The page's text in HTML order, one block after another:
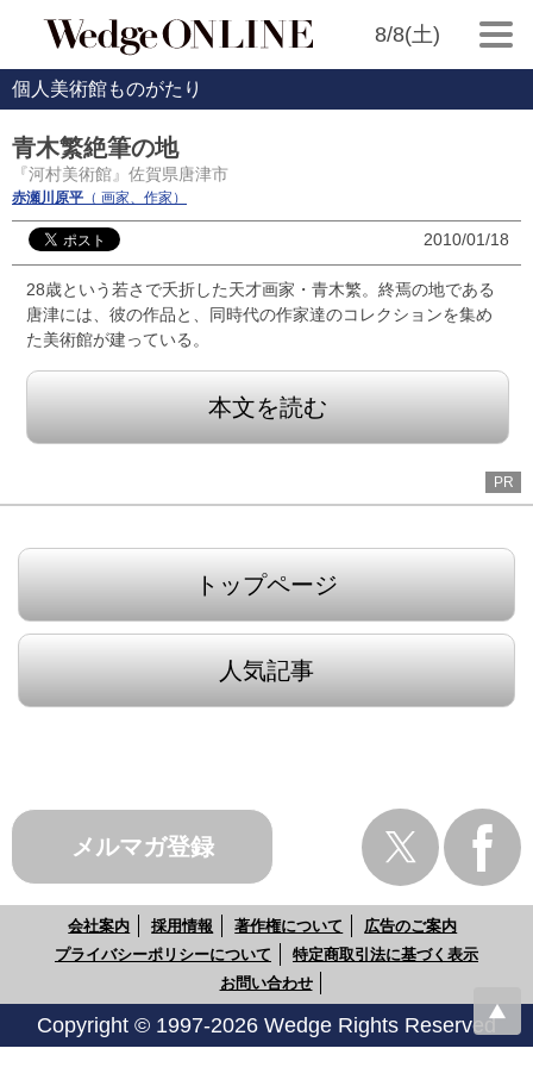
8/8(土)
個人美術館ものがたり
青木繁絶筆の地
『河村美術館』佐賀県唐津市
赤瀬川原平 （ 画家、作家）
2010/01/18
28歳という若さで夭折した天才画家・青木繁。終焉の地である
唐津には、彼の作品と、同時代の作家達のコレクションを集め
た美術館が建っている。
本文を読む
PR
トップページ
人気記事
メルマガ登録
会社案内 採用情報 著作権について
広告のご案内
プライバシーポリシーについて
特定商取引法に基づく表示
お問い合わせ
Copyright © 1997-2026 Wedge Rights Reserved